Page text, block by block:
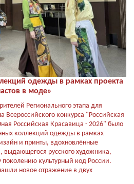
одежды в рамках проекта
в моде»
Регионального этапа для
Всероссийского конкурса "Российская
Российская Красавица - 2026" было
коллекций одежды в рамках
и принты, вдохновлённые
выдающегося русского художника,
культурный код России.
новое отражение в двух